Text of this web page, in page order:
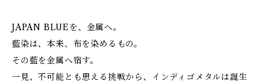
JAPAN BLUEを、金属へ。
藍染は、本来、布を染めるもの。
その藍を金属へ宿す。
一見、不可能とも思える挑戦から、インディゴメタルは誕生